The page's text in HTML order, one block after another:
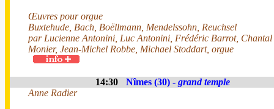
Œuvres pour orgue
Buxtehude, Bach, Boëllmann, Mendelssohn, Reuchsel
par Lucienne Antonini, Luc Antonini, Frédéric Barrot,
Monier, Jean-Michel Robbe, Michael Stoddart, orgue
14:30 Nîmes (30) - grand temple
Anne Radier